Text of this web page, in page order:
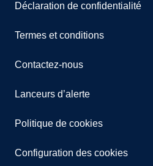
Déclaration de confidentialité
Termes et conditions
Contactez-nous
Lanceurs d’alerte
Politique de cookies
Configuration des cookies